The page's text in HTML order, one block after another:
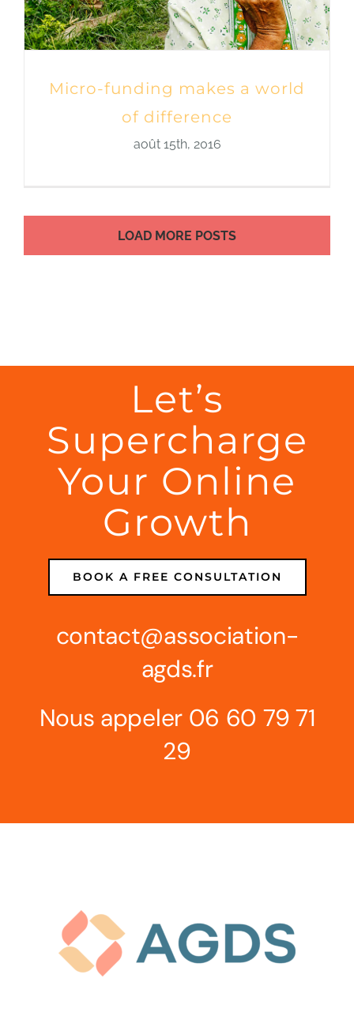
Micro-funding makes a world
of difference
août 15th, 2016
LOAD MORE POSTS
Let’s
Supercharge
Your Online
Growth
BOOK A FREE CONSULTATION
contact@association-
agds.fr
Nous appeler 06 60 79 71
29